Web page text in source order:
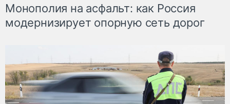
Монополия на асфальт: как Россия
модернизирует опорную сеть дорог